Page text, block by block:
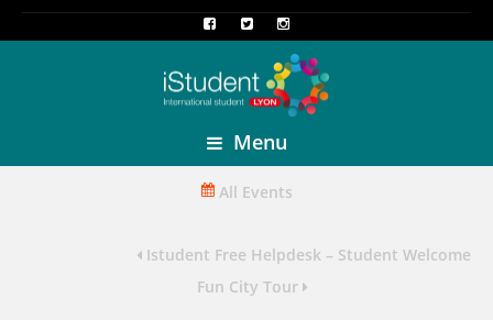
Menu
All Events
Istudent Free Helpdesk – Student Welcome
Fun City Tour